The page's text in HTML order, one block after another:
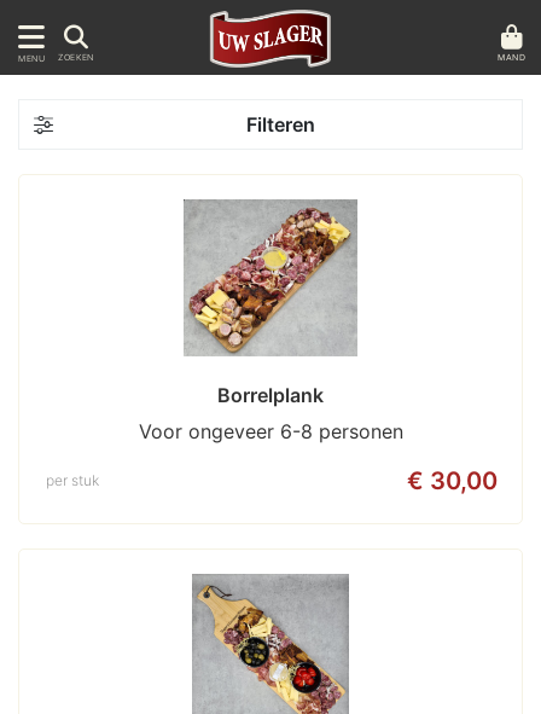
MENU ZOEKEN MAND
Filteren
Borrelplank
Voor ongeveer 6-8 personen
€ 30,00
per stuk